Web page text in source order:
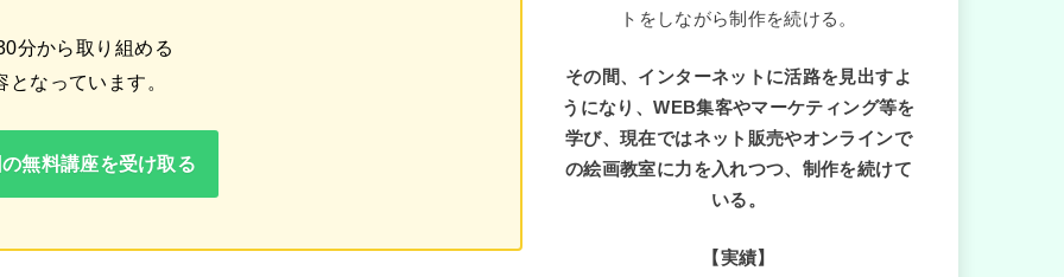
分から取り組める
となっています。
無料講座を受け取る
トをしながら制作を続ける。
その間、インターネットに活路を見出すよ
うになり、WEB集客やマーケティング等を
学び、現在ではネット販売やオンラインで
の絵画教室に力を入れつつ、制作を続けて
いる。
【実績】